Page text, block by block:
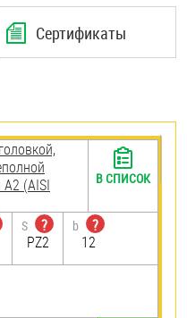
Сертификаты
(AISI
S
?
PZ2
b
?
12
В СПИСОК